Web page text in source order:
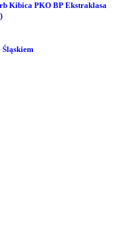
Kibica PKO BP Ekstraklasa
Śląskiem